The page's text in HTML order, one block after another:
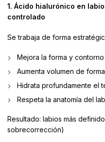
1. Ácido hialurónico en
controlado
Se trabaja de forma
Mejora la forma y contorno
Aumenta volumen de
Hidrata profundamente el
Respeta la anatomía del
Resultado: labios más
sobrecorrección)